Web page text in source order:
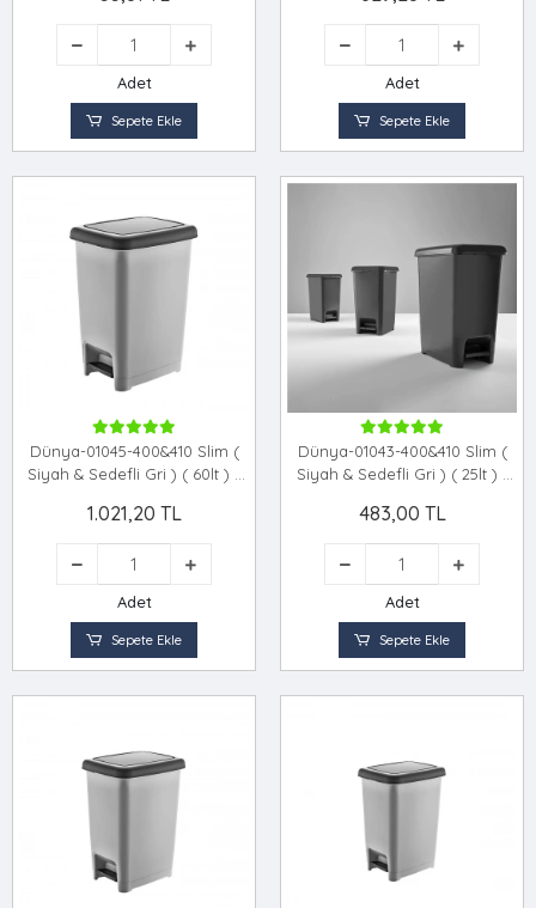
Adet
Sepete Ekle
Adet
Sepete Ekle
Dünya-01045-400&410 Slim (
Siyah & Sedefli Gri ) ( 60lt ) (
490x356x632mm )*4=k
1.021,20 TL
Adet
Sepete Ekle
Dünya-01043-400&410 Slim (
Siyah & Sedefli Gri ) ( 25lt ) (
270x362x468mm )*8=k
483,00 TL
Adet
Sepete Ekle